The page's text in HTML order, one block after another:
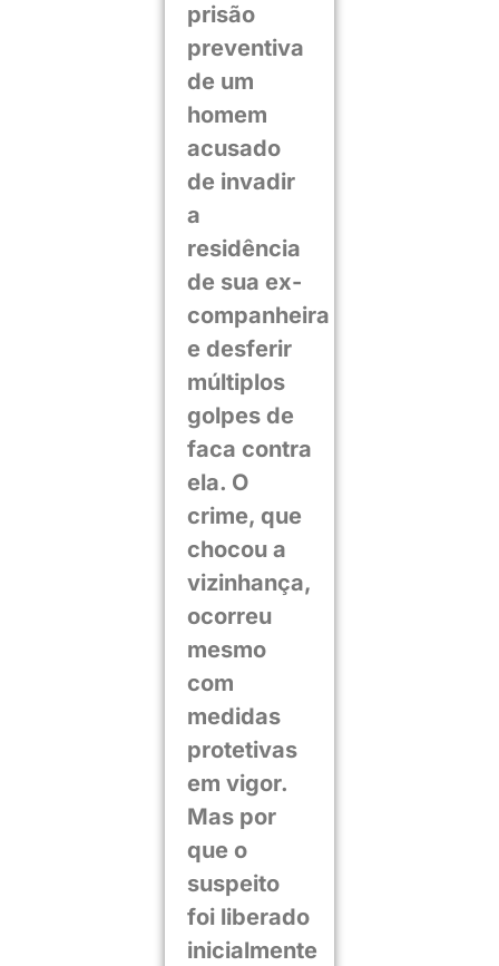
prisão
preventiva
de um
homem
acusado
de invadir
a
residência
de sua ex-
companheira
e desferir
múltiplos
golpes de
faca contra
ela. O
crime, que
chocou a
vizinhança,
ocorreu
mesmo
com
medidas
protetivas
em vigor.
Mas por
que o
suspeito
foi liberado
inicialmente